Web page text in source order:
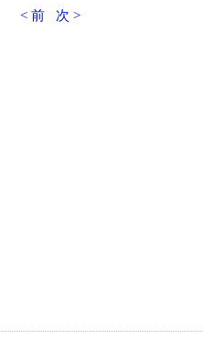
< 前 次 >